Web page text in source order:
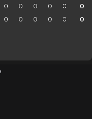
0 0 0 0 0 0
0 0 0 0 0 0